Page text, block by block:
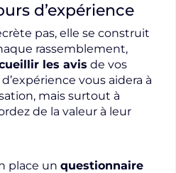
d’expérience
pas, elle se construit
rassemblement,
les avis de vos
vous aidera à
mais surtout à
de la valeur à leur
place un questionnaire